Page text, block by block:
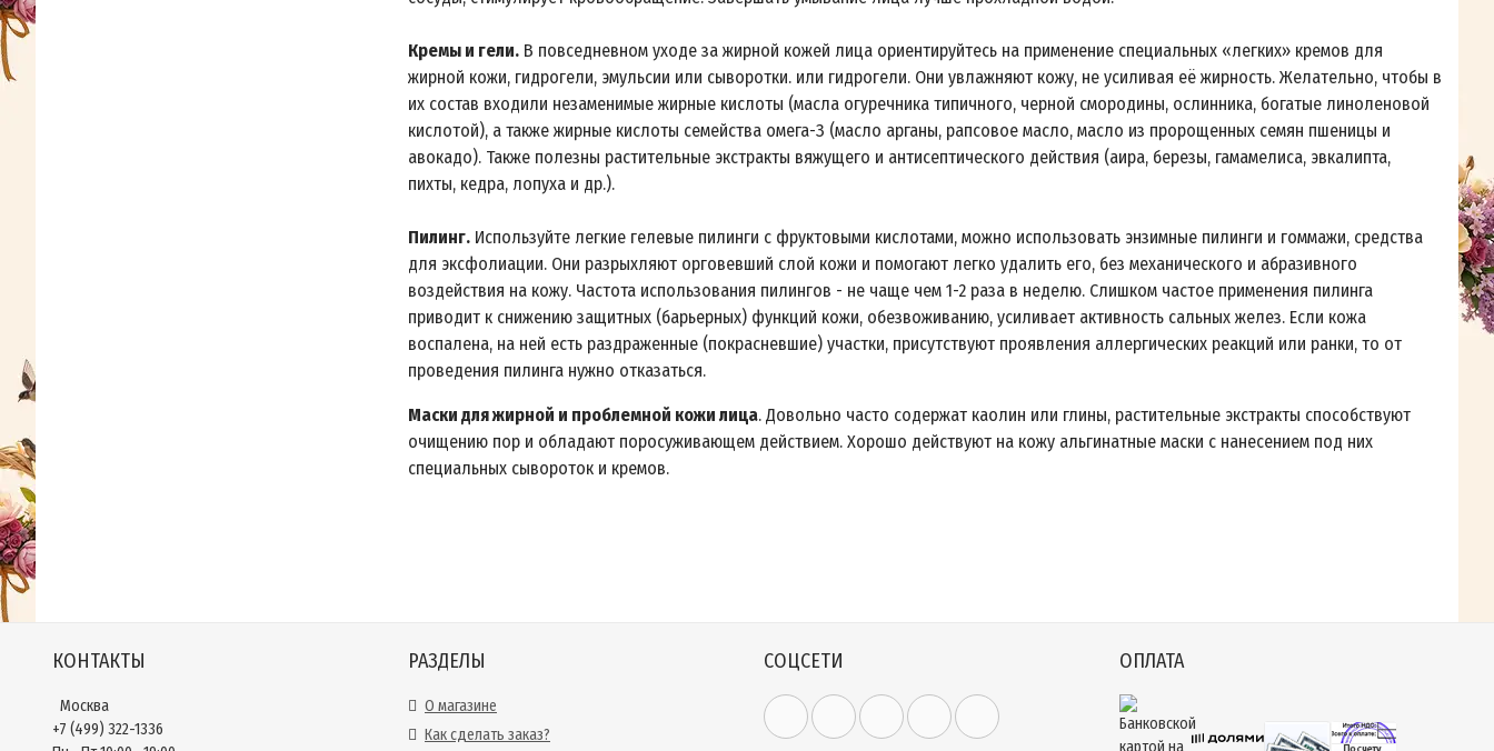
Кремы и гели. В повседневном уходе за жирной кожей лица ориентируйтесь на применение специальных «легких» кремов для
жирной кожи, гидрогели, эмульсии или сыворотки. или гидрогели. Они увлажняют кожу, не усиливая её жирность. Желательно, чтобы в
их состав входили незаменимые жирные кислоты (масла огуречника типичного, черной смородины, ослинника, богатые линоленовой
кислотой), а также жирные кислоты семейства омега-З (масло арганы, рапсовое масло, масло из пророщенных семян пшеницы и
авокадо). Также полезны растительные экстракты вяжущего и антисептического действия (аира, березы, гамамелиса, эвкалипта,
пихты, кедра, лопуха и др.).
Пилинг. Используйте легкие гелевые пилинги с фруктовыми кислотами, можно использовать энзимные пилинги и гоммажи, средства
для эксфолиации. Они разрыхляют орговевший слой кожи и помогают легко удалить его, без механического и абразивного
воздействия на кожу. Частота использования пилингов - не чаще чем 1-2 раза в неделю. Слишком частое применения пилинга
приводит к снижению защитных (барьерных) функций кожи, обезвоживанию, усиливает активность сальных желез. Если кожа
воспалена, на ней есть раздраженные (покрасневшие) участки, присутствуют проявления аллергических реакций или ранки, то от
проведения пилинга нужно отказаться.
Маски для жирной и проблемной кожи лица. Довольно часто содержат каолин или глины, растительные экстракты способствуют
очищению пор и обладают поросуживающем действием. Хорошо действуют на кожу альгинатные маски с нанесением под них
специальных сывороток и кремов.
КОНТАКТЫ
Москва
+7 (499) 322-1336
РАЗДЕЛЫ
О магазине
Как сделать заказ?
СОЦСЕТИ ОПЛАТА